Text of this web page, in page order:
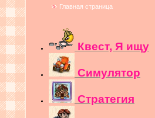
Главная страница
Квест, Я ищу
Симулятор
Стратегия